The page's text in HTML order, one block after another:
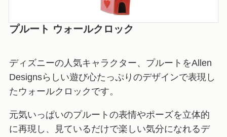
プルート ウォールクロック
ディズニーの人気キャラクター、プルートをAllen
Designsらしい遊び心たっぷりのデザインで表現し
たウォールクロックです。
元気いっぱいのプルートの表情やポーズを立体的
に再現し、見ているだけで楽しい気分になれるデ